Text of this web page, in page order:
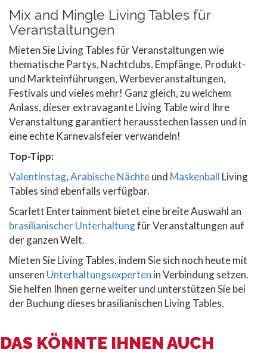
Mix and Mingle Living Tables für
Veranstaltungen
Mieten Sie Living Tables für Veranstaltungen wie
thematische Partys, Nachtclubs, Empfänge, Produkt-
und Markteinführungen, Werbeveranstaltungen,
Festivals und vieles mehr! Ganz gleich, zu welchem
Anlass, dieser extravagante Living Table wird Ihre
Veranstaltung garantiert herausstechen lassen und in
eine echte Karnevalsfeier verwandeln!
Top-Tipp:
Valentinstag,Arabische Nächteund Maskenball Living
Tables sind ebenfalls verfügbar.
Scarlett Entertainment bietet eine breite Auswahl an
brasilianischer Unterhaltungfür Veranstaltungen auf
der ganzen Welt.
Mieten Sie Living Tables, indem Sie sich noch heute mit
unseren Unterhaltungsexperten in Verbindung setzen.
Sie helfen Ihnen gerne weiter und unterstützen Sie bei
der Buchung dieses brasilianischen Living Tables.
DAS KÖNNTE IHNEN AUCH